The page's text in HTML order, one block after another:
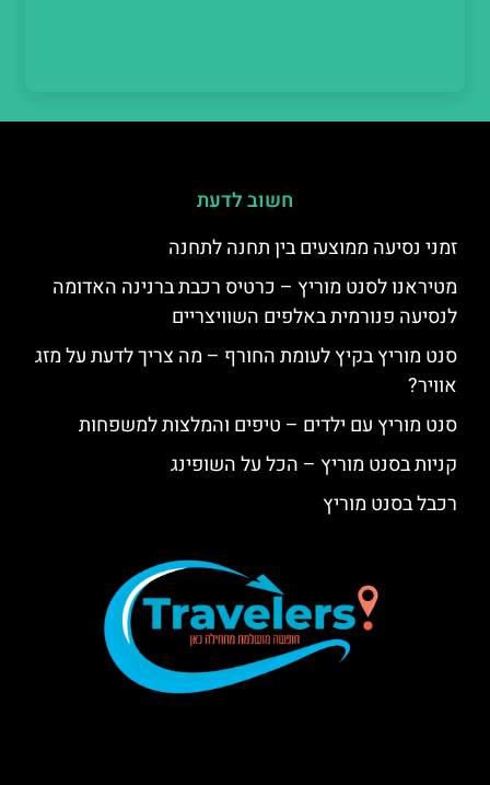
חשוב לדעת
זמני נסיעה ממוצעים בין תחנה לתחנה
מטיראנו לסנט מוריץ – כרטיס רכבת ברנינה האדומה
לנסיעה פנורמית באלפים השוויצריים
סנט מוריץ בקיץ לעומת החורף – מה צריך לדעת על מזג
אוויר?
סנט מוריץ עם ילדים – טיפים והמלצות למשפחות
קניות בסנט מוריץ – הכל על השופינג
רכבל בסנט מוריץ